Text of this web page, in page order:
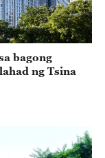
bagong
ng Tsina